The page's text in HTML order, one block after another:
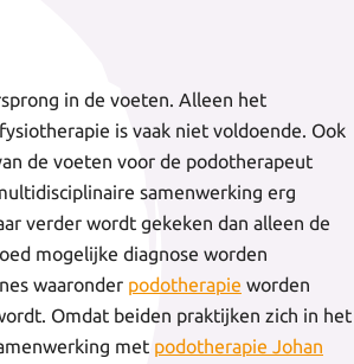
in de voeten. Alleen het
is vaak niet voldoende. Ook
de voeten voor de podotherapeut
samenwerking erg
verder wordt gekeken dan alleen de
mogelijke diagnose worden
waaronder podotherapie worden
Omdat beiden praktijken zich in het
met podotherapie Johan